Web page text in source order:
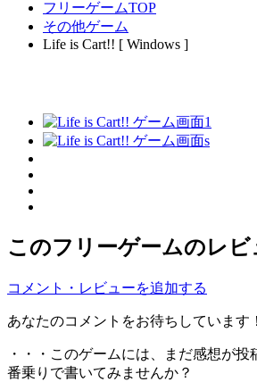
フリーゲームTOP
その他ゲーム
Life is Cart!! [ Windows ]
このフリーゲームのレビ
コメント・レビューを追加する
あなたのコメントをお待ちしています！
・・・このゲームには、まだ感想が
番乗りで書いてみませんか？